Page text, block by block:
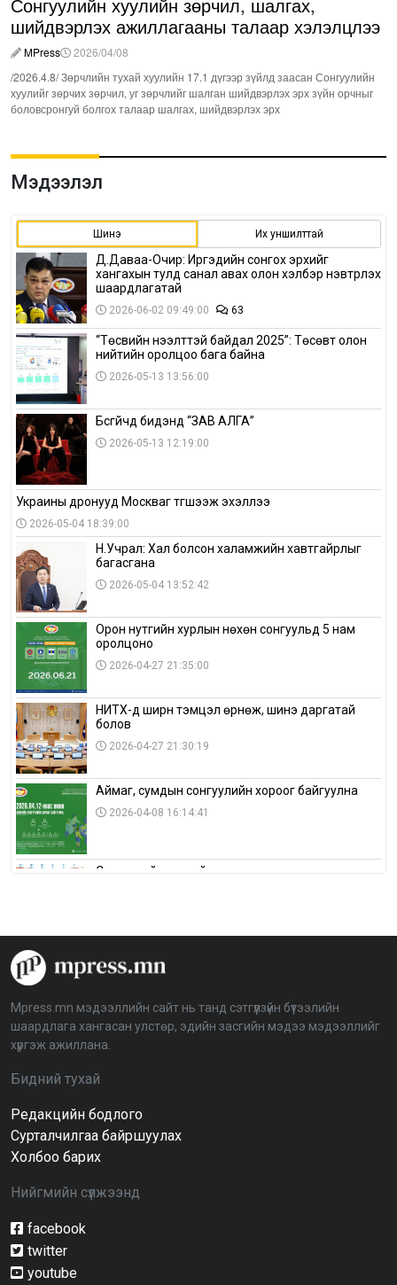
шийдвэрлэх ажиллагааны талаар хэлэлцлээ
MPress
2026/04/08
/2026.4.8/ Зөрчлийн тухай хуулийн 17.1 дүгээр зүйлд заасан Сонгуулийн
хуулийг зөрчих зөрчил, уг зөрчлийг шалган шийдвэрлэх эрх зүйн орчныг
боловсронгуй болгох талаар шалгах, шийдвэрлэх эрх
Мэдээлэл
Шинэ Их уншилттай
Д.Даваа-Очир: Иргэдийн сонгох эрхийг
хангахын тулд санал авах олон хэлбэр нэвтрүүлэх
шаардлагатай
2026-06-02 09:49:00 63
“Төсвийн нээлттэй байдал 2025”: Төсөвт олон
нийтийн оролцоо бага байна
2026-05-13 13:56:00
Бүсгүйчүүд бидэнд “ЗАВ АЛГА”
2026-05-13 12:19:00
Украины дронууд Москваг түгшээж эхэллээ
2026-05-04 18:39:00
Н.Учрал: Хал болсон халамжийн хавтгайрлыг
багасгана
2026-05-04 13:52:42
Орон нутгийн хурлын нөхөн сонгуульд 5 нам
оролцоно
2026-04-27 21:35:00
НИТХ-д ширүүн тэмцэл өрнөж, шинэ даргатай
болов
2026-04-27 21:30:19
Аймаг, сумдын сонгуулийн хороог байгуулна
2026-04-08 16:14:41
Сонгуулийн хуулийн зөрчил, шалгах,
аймагт үргэлжилж байна
BTS-ийн тоглолтыг Netflix дэлхий даяар шууд
дамжуулна
Иргэдийн төлөөлөгчдийн хурлын 2026 оны
нөхөн сонгууль 6 дугаар сарын 21-нд болно
Д.Тэгшбаяр: НҮБ-ын тогтоол санаачилж,
Mpress.mn мэдээллийн сайт нь танд сэтгүүлзүйн бүтээлийн
шаардлага хангасан улстөр, эдийн засгийн мэдээ мэдээллийг
хүргэж ажиллана.
Бидний тухай
Редакцийн бодлого
Сурталчилгаа байршуулах
Холбоо барих
Нийгмийн сүлжээнд
facebook
twitter
youtube